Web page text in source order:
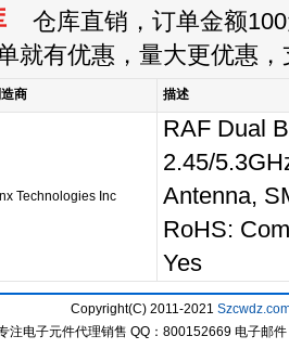
仓库直销，订单金额
就有优惠，量大更优惠
商 描述
Technologies Inc
RAF Dual
2.45/
Antenna,
RoHS:
Yes
Copyright(C) 2011-2021
注电子元件代理销售 QQ：800152669 电子邮